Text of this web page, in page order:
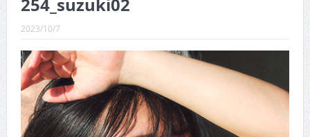
CINEMA×STYLE 289号
CINEMA×STYLE 288号
CINEMA×STYLE 287号
CINEMA×STYLE 286号
CINEMA×STYLE 285号
254_suzuki02
2023/10/7